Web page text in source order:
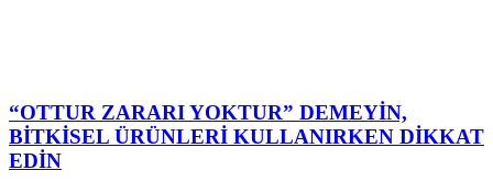
“OTTUR ZARARI YOKTUR” DEMEYİN,
BİTKİSEL ÜRÜNLERİ KULLANIRKEN DİKKAT
EDİN